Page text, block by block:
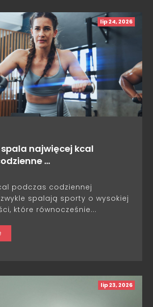
lip 24, 2026
najwięcej kcal
…
podczas codziennej
spalają sporty o wysokiej
które równocześnie...
lip 23, 2026